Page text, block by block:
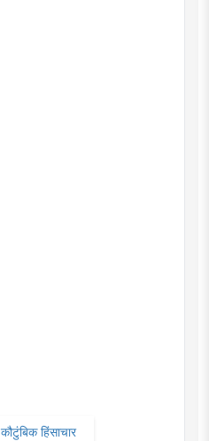
कौटुंबिक हिंसाचार